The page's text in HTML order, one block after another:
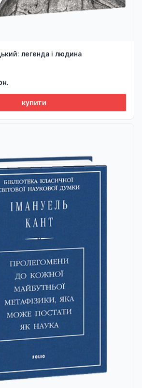
легенда і людина
купити